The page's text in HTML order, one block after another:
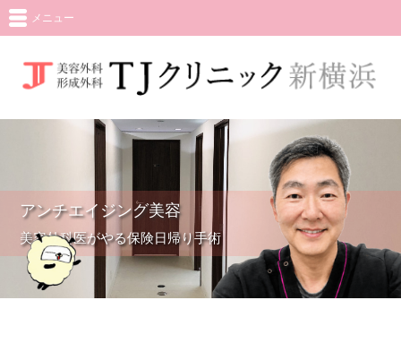
メニュー
アンチエイジング美容
美容外科医がやる保険日帰り手術